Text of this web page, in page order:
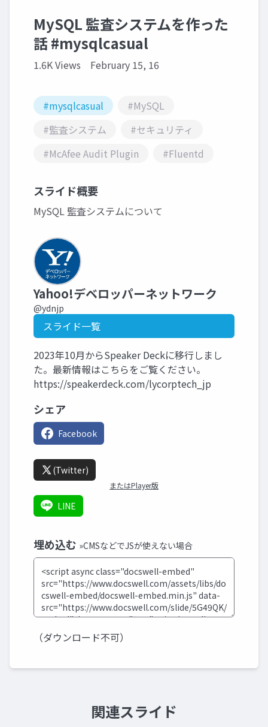
MySQL 監査システムを作った
話 #mysqlcasual
1.6K Views February 15, 16
#mysqlcasual
#MySQL
#監査システム
#セキュリティ
#McAfee Audit Plugin
#Fluentd
スライド概要
MySQL 監査システムについて
Yahoo!デベロッパーネットワーク
@ydnjp
スライド一覧
2023年10月からSpeaker Deckに移行しまし
た。最新情報はこちらをご覧ください。
https://speakerdeck.com/lycorptech_jp
シェア
Facebook
(Twitter)
またはPlayer版
LINE
埋め込む »CMSなどでJSが使えない場合
（ダウンロード不可）
関連スライド